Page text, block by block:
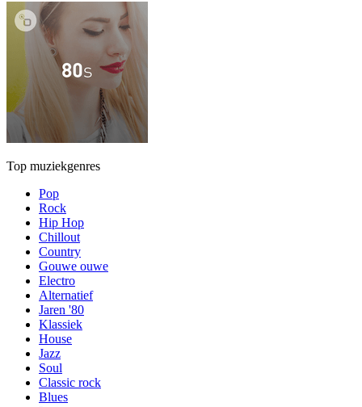
Top muziekgenres
Pop
Rock
Hip Hop
Chillout
Country
Gouwe ouwe
Electro
Alternatief
Jaren '80
Klassiek
House
Jazz
Soul
Classic rock
Blues